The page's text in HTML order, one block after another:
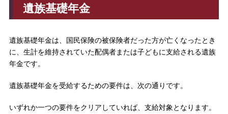
遺族基礎年金
遺族基礎年金は、国民保険の被保険者だった方が亡くなったとき
に、生計を維持されていた配偶者または子どもに支給される遺族
年金です。
遺族基礎年金を受給するための要件は、次の通りです。
いずれか一つの要件をクリアしていれば、支給対象となります。